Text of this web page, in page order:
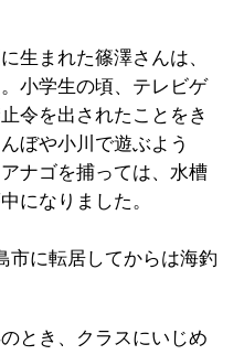
生まれた篠澤さんは、
小学生の頃、テレビゲ
令を出されたことをき
ぼや小川で遊ぶよう
ナゴを捕っては、水槽
になりました。
市に転居してからは海釣
とき、クラスにいじめ